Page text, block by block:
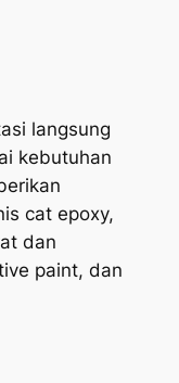
langsung
kebutuhan
cat epoxy,
dan
paint, dan